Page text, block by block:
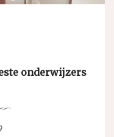
onderwijzers